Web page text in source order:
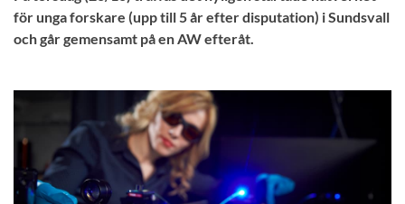
för unga forskare (upp till 5 år efter disputation) i Sundsvall
och går gemensamt på en AW efteråt.